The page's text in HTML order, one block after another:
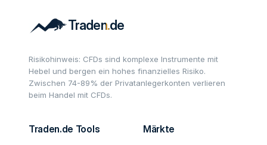
Risikohinweis: CFDs sind komplexe Instrumente mit
Hebel und bergen ein hohes finanzielles Risiko.
Zwischen 74-89% der Privatanlegerkonten verlieren
beim Handel mit CFDs.
Traden.de Tools Märkte